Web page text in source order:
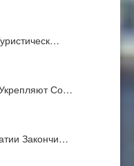
Со…
Закончи…